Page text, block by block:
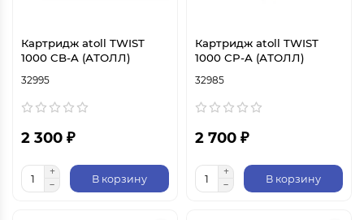
Картридж atoll TWIST
1000 CB-A (АТОЛЛ)
32995
2 300 ₽
В корзину
Картридж atoll TWIST
1000 CP-A (АТОЛЛ)
32985
2 700 ₽
В корзину